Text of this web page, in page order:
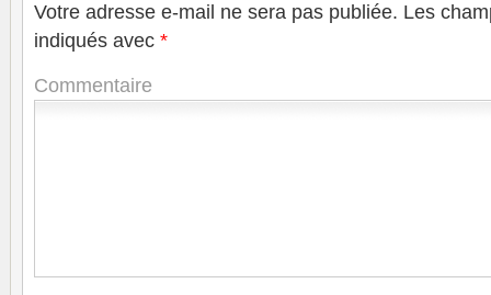
Votre adresse e-mail ne sera pas publiée. Les
indiqués avec *
Commentaire